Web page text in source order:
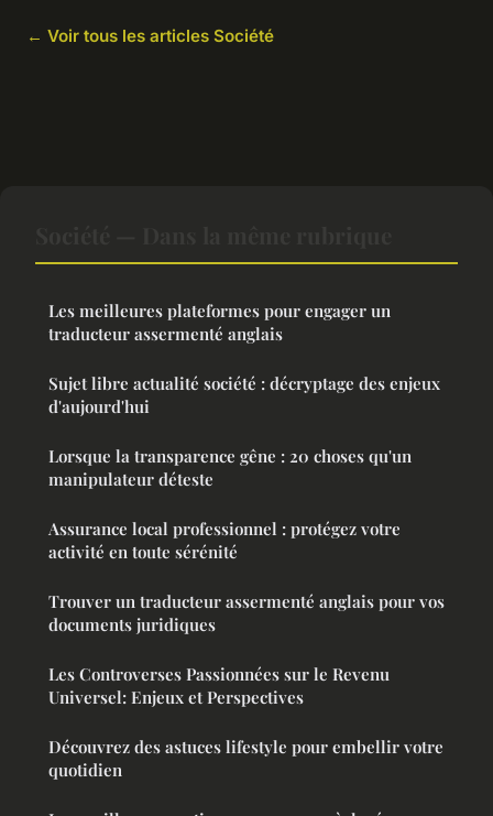
← Voir tous les articles Société
Les meilleures plateformes pour engager un
traducteur assermenté anglais
Sujet libre actualité société : décryptage des enjeux
d'aujourd'hui
Lorsque la transparence gêne : 20 choses qu'un
manipulateur déteste
Assurance local professionnel : protégez votre
activité en toute sérénité
Trouver un traducteur assermenté anglais pour vos
documents juridiques
Les Controverses Passionnées sur le Revenu
Universel: Enjeux et Perspectives
Découvrez des astuces lifestyle pour embellir votre
quotidien